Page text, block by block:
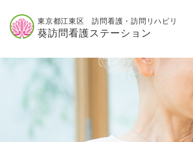
葵訪問看護ステーション
東京都江東区 訪問看護・訪問リハビリ